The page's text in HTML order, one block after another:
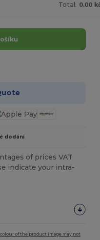
Total: 0.00
dodání
of prices VAT
indicate your intra-
of the product image may not